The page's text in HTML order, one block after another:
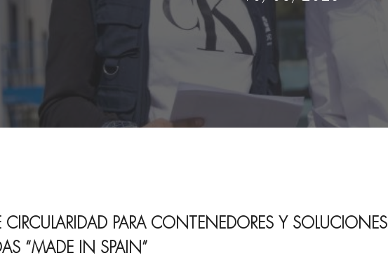
CIRCULARIDAD PARA CONTENEDORES Y SOLUCIONES
“MADE IN SPAIN”